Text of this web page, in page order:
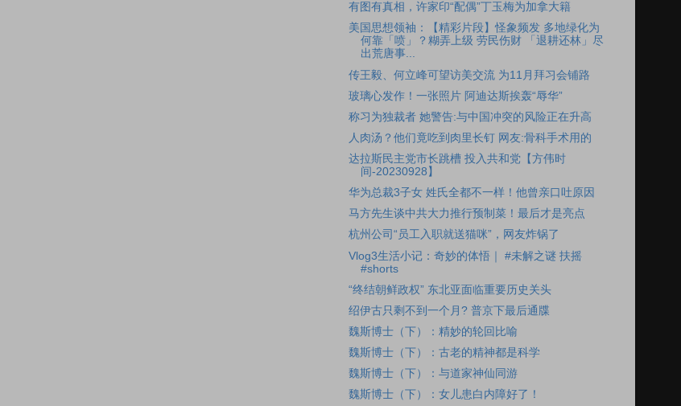
有图有真相，许家印“配偶”丁玉梅为加拿大籍
美国思想领袖：【精彩片段】怪象频发 多地绿化为
何靠「喷」？糊弄上级 劳民伤财 「退耕还林」尽
出荒唐事...
传王毅、何立峰可望访美交流 为11月拜习会铺路
玻璃心发作！一张照片 阿迪达斯挨轰“辱华”
称习为独裁者 她警告:与中国冲突的风险正在升高
人肉汤？他们竟吃到肉里长钉 网友:骨科手术用的
达拉斯民主党市长跳槽 投入共和党【方伟时
间-20230928】
华为总裁3子女 姓氏全都不一样！他曾亲口吐原因
马方先生谈中共大力推行预制菜！最后才是亮点
杭州公司“员工入职就送猫咪”，网友炸锅了
Vlog3生活小记：奇妙的体悟｜ #未解之谜 扶摇
#shorts
“终结朝鲜政权” 东北亚面临重要历史关头
绍伊古只剩不到一个月? 普京下最后通牒
魏斯博士（下）：精妙的轮回比喻
魏斯博士（下）：古老的精神都是科学
魏斯博士（下）：与道家神仙同游
魏斯博士（下）：女儿患白内障好了！